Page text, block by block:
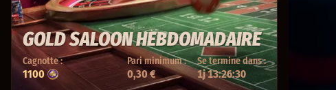
GOLD SALOON HEBDOMADAIRE
Cagnotte :
1100
Pari minimum :
0,30 €
Se termine dans :
1j 13:26:30